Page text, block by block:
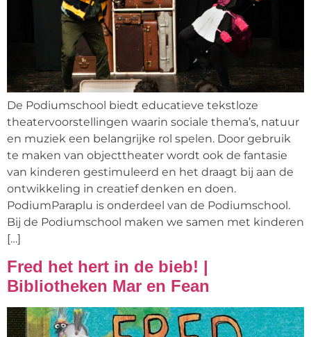
De Podiumschool biedt educatieve tekstloze
theatervoorstellingen waarin sociale thema’s, natuur
en muziek een belangrijke rol spelen. Door gebruik
te maken van objecttheater wordt ook de fantasie
van kinderen gestimuleerd en het draagt bij aan de
ontwikkeling in creatief denken en doen.
PodiumParaplu is onderdeel van de Podiumschool.
Bij de Podiumschool maken we samen met kinderen
[…]
Fred het hert in de bieb! |
Bibliotheken Mar en Fean